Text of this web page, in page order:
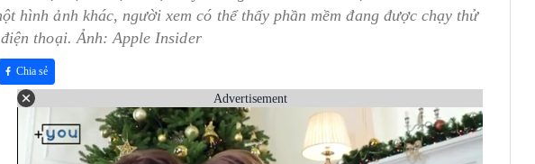
hình ảnh khác, người xem có thể thấy phần mềm đang được chạy thử
thoại. Ảnh: Apple Insider
Chia sẻ
Advertisement